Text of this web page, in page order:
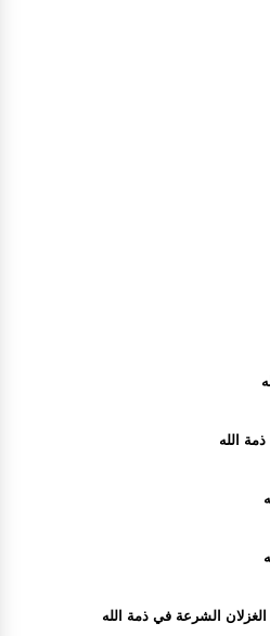
الله
الشرعة في ذمة الله